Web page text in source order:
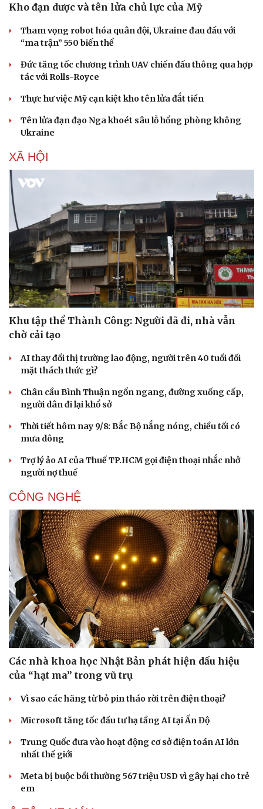
Văn hóa
Sân khấu - Điện ảnh
Âm nhạc
Di sản
Giải trí
Kho đạn dược và tên lửa chủ lực của Mỹ
Tham vọng robot hóa quân đội, Ukraine đau đầu với
“ma trận” 550 biến thể
Đức tăng tốc chương trình UAV chiến đấu thông qua hợp
tác với Rolls-Royce
Thực hư việc Mỹ cạn kiệt kho tên lửa đắt tiền
Tên lửa đạn đạo Nga khoét sâu lỗ hổng phòng không
Ukraine
XÃ HỘI
Khu tập thể Thành Công: Người đã đi, nhà vẫn
chờ cải tạo
AI thay đổi thị trường lao động, người trên 40 tuổi đối
mặt thách thức gì?
Chân cầu Bình Thuận ngổn ngang, đường xuống cấp,
người dân đi lại khổ sở
Thời tiết hôm nay 9/8: Bắc Bộ nắng nóng, chiều tối có
mưa dông
Trợ lý ảo AI của Thuế TP.HCM gọi điện thoại nhắc nhở
người nợ thuế
CÔNG NGHỆ
Các nhà khoa học Nhật Bản phát hiện dấu hiệu
của “hạt ma” trong vũ trụ
Vì sao các hãng từ bỏ pin tháo rời trên điện thoại?
Microsoft tăng tốc đầu tư hạ tầng AI tại Ấn Độ
Trung Quốc đưa vào hoạt động cơ sở điện toán AI lớn
nhất thế giới
Meta bị buộc bồi thường 567 triệu USD vì gây hại cho trẻ
em